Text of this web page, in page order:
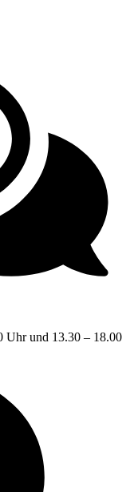
Uhr und 13.30 – 18.00